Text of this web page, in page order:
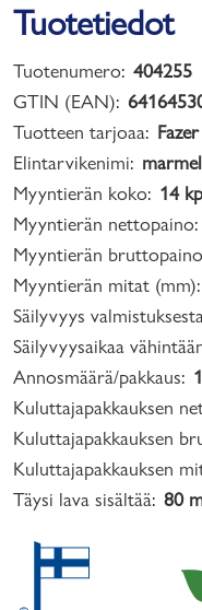
Tuotetiedot
Tuotenumero: 404255
GTIN (EAN):
Tuotteen tarjoaa:
Elintarvikenimi:
Myyntierän koko: 14
Myyntierän nettopaino:
Myyntierän
Myyntierän mitat (mm):
Säilyvyys
Säilyvyysaikaa
Annosmäärä/pakkaus:
Kuluttajapakkauksen
Kuluttajapakkauksen
Kuluttajapakkauksen
Täysi lava sisältää: 80